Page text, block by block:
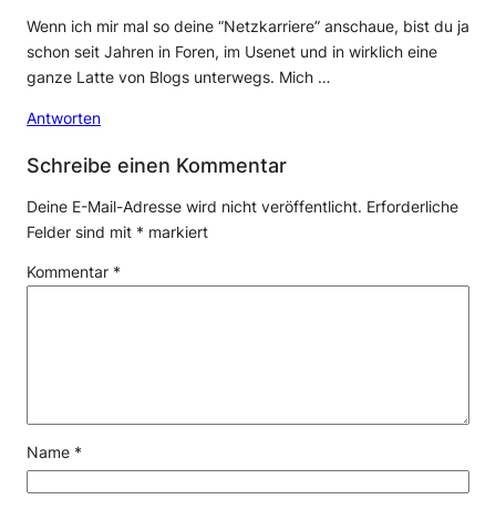
Wenn ich mir mal so deine “Netzkarriere” anschaue, bist du ja
schon seit Jahren in Foren, im Usenet und in wirklich eine
ganze Latte von Blogs unterwegs. Mich …
Antworten
Schreibe einen Kommentar
Deine E-Mail-Adresse wird nicht veröffentlicht. Erforderliche
Felder sind mit * markiert
Kommentar *
Name *